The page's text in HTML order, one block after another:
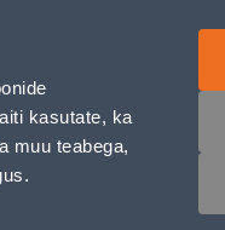
kasutate, ka
muu teabega,
Logi sisse